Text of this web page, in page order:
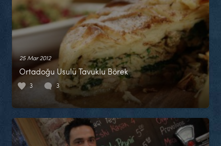
25 Mar 2012
Ortadoğu Usulü Tavuklu Börek
3 3